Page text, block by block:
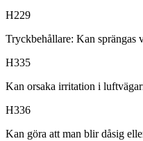
H229
Tryckbehållare: Kan sprängas
H335
Kan orsaka irritation i
H336
Kan göra att man blir dåsig